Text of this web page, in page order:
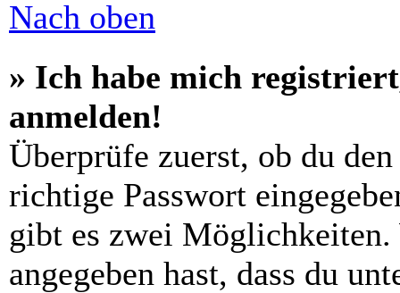
Nach oben
» Ich habe mich
anmelden!
Überprüfe zuerst, ob du
richtige Passwort
gibt es zwei
angegeben hast, dass du